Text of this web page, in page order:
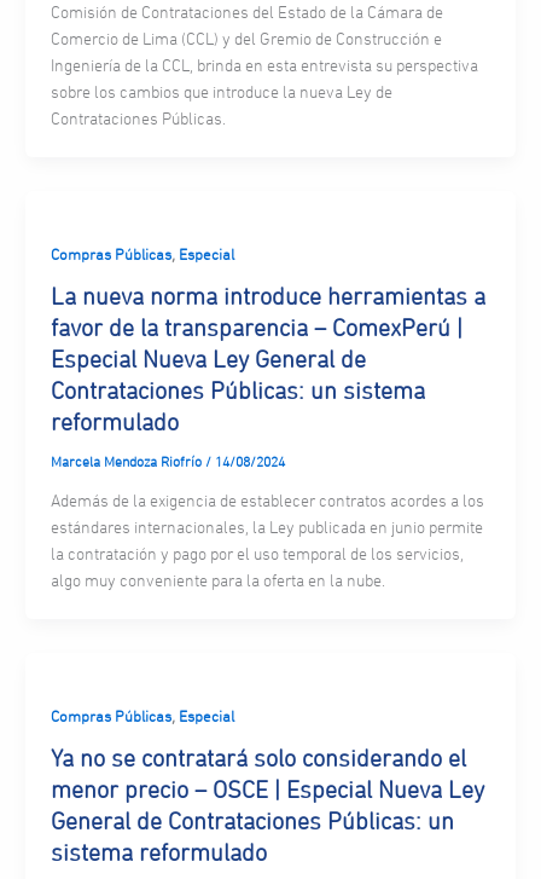
Comisión de Contrataciones del Estado de la Cámara de
Comercio de Lima (CCL) y del Gremio de Construcción e
Ingeniería de la CCL, brinda en esta entrevista su perspectiva
sobre los cambios que introduce la nueva Ley de
Contrataciones Públicas.
Compras Públicas, Especial
La nueva norma introduce herramientas a
favor de la transparencia – ComexPerú |
Especial Nueva Ley General de
Contrataciones Públicas: un sistema
reformulado
Marcela Mendoza Riofrío / 14/08/2024
Además de la exigencia de establecer contratos acordes a los
estándares internacionales, la Ley publicada en junio permite
la contratación y pago por el uso temporal de los servicios,
algo muy conveniente para la oferta en la nube.
Compras Públicas, Especial
Ya no se contratará solo considerando el
menor precio – OSCE | Especial Nueva Ley
General de Contrataciones Públicas: un
sistema reformulado